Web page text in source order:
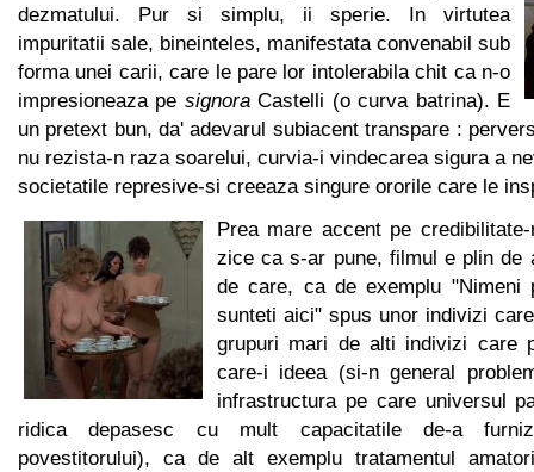
dezmatului. Pur si simplu, ii sperie. In virtutea
impuritatii sale, bineinteles, manifestata convenabil sub
forma unei carii, care le pare lor intolerabila chit ca n-o
impresioneaza pe signoraCastelli (o curva batrina). E
un pretext bun, da' adevarul subiacent transpare :
nu rezista-n raza soarelui, curvia-i vindecarea sigura a
societatile represive-si creeaza singure ororile care le
Prea mare accent pe
zice ca s-ar pune, filmul e plin de
de care, ca de exemplu "Nimeni
sunteti aici" spus unor indivizi
grupuri mari de alti indivizi care
care-i ideea (si-n general
infrastructura pe care universul
ridica depasesc cu mult capacitatile de-a
povestitorului), ca de alt exemplu tratamentul